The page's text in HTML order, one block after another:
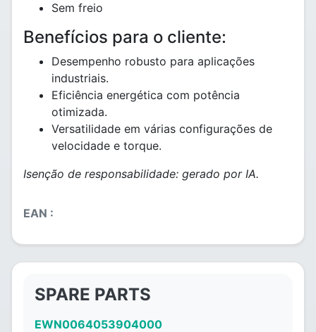
Sem freio
Benefícios para o cliente:
Desempenho robusto para aplicações
industriais.
Eficiência energética com potência
otimizada.
Versatilidade em várias configurações de
velocidade e torque.
Isenção de responsabilidade: gerado por IA.
EAN :
SPARE PARTS
EWN0064053904000